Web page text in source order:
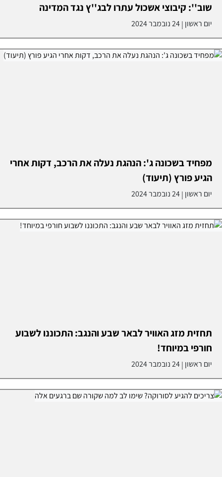
שוב'': קיבוצי אשכול עתרו לבג''ץ נגד המדינה
יום ראשון |24 נובמבר 2024
מפחיד בשכונה ג': הנהגת נעלה את הרכב, דקות אחרי
הגיע פורץ (תיעוד)
יום ראשון |24 נובמבר 2024
תחזית מזג האוויר לבאר שבע והנגב: התכוננו לשבוע
חורפי במיוחד!
יום ראשון |24 נובמבר 2024